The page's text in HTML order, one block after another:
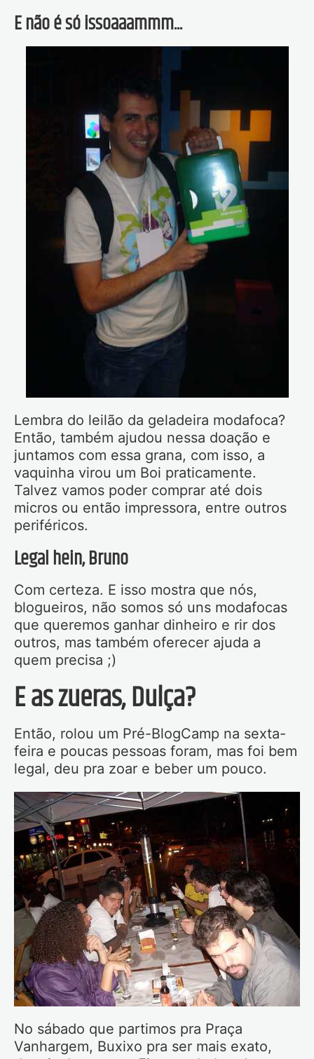
E não é só issoaaammm...
Lembra do leilão da geladeira modafoca?
Então, também ajudou nessa doação e
juntamos com essa grana, com isso, a
vaquinha virou um Boi praticamente.
Talvez vamos poder comprar até dois
micros ou então impressora, entre outros
periféricos.
Legal hein, Bruno
Com certeza. E isso mostra que nós,
blogueiros, não somos só uns modafocas
que queremos ganhar dinheiro e rir dos
outros, mas também oferecer ajuda a
quem precisa ;)
E as zueras, Dulça?
Então, rolou um Pré-BlogCamp na sexta-
feira e poucas pessoas foram, mas foi bem
legal, deu pra zoar e beber um pouco.
No sábado que partimos pra Praça
Vanhargem, Buxixo pra ser mais exato,